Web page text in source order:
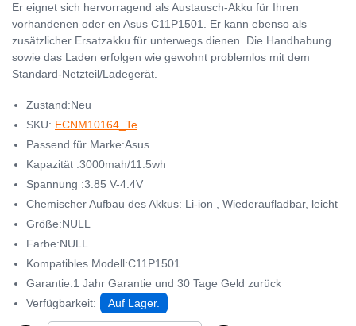
Er eignet sich hervorragend als Austausch-Akku für Ihren
vorhandenen oder en Asus C11P1501. Er kann ebenso als
zusätzlicher Ersatzakku für unterwegs dienen. Die Handhabung
sowie das Laden erfolgen wie gewohnt problemlos mit dem
Standard-Netzteil/Ladegerät.
Zustand:Neu
SKU: ECNM10164_Te
Passend für Marke:Asus
Kapazität :3000mah/11.5wh
Spannung :3.85 V-4.4V
Chemischer Aufbau des Akkus: Li-ion , Wiederaufladbar, leicht
Größe:NULL
Farbe:NULL
Kompatibles Modell:C11P1501
Garantie:1 Jahr Garantie und 30 Tage Geld zurück
Verfügbarkeit:
Auf Lager.